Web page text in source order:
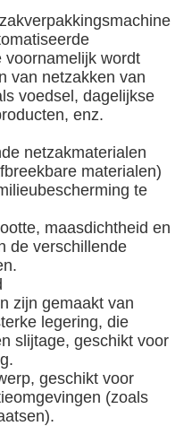
voornamelijk wordt
van netzakken van
voedsel, dagelijkse
enz.
netzakmaterialen
materialen)
te
maasdichtheid en
de verschillende
zijn gemaakt van
legering, die
slijtage, geschikt voor
geschikt voor
(zoals